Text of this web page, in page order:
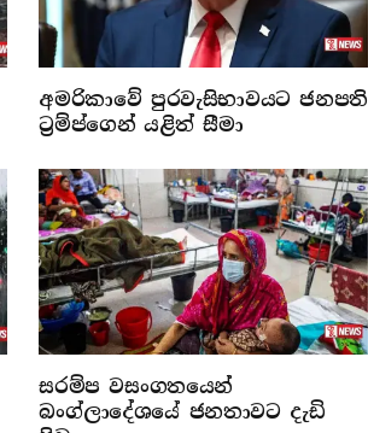
අමරිකාවේ පුරවැසිභාවයට ජනපති
ට්‍රම්ප්ගෙන් යළිත් සීමා
සරම්ප වසංගතයෙන්
බංග්ලාදේශයේ ජනතාවට දැඩි